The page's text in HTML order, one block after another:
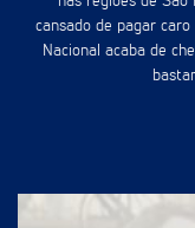
cansado de pagar
Nacional acaba de